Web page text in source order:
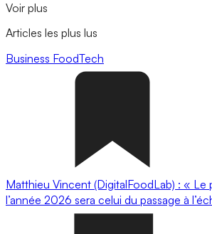
Voir plus
Articles les plus lus
Business FoodTech
Matthieu Vincent (DigitalFoodLab) : « Le
l’année 2026 sera celui du passage à